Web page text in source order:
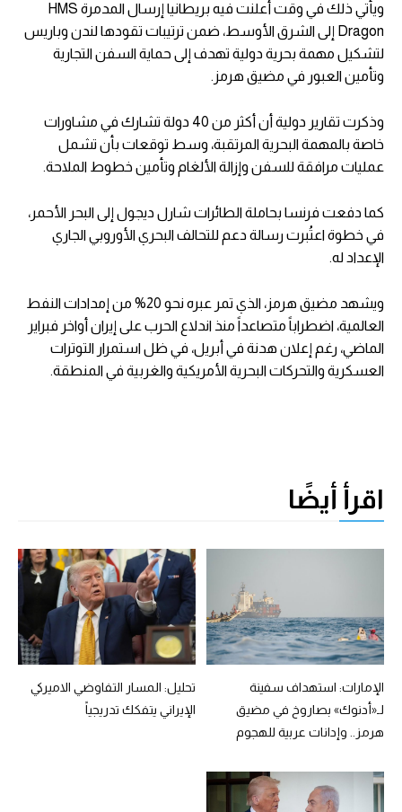
ويأتي ذلك في وقت أعلنت فيه بريطانيا إرسال المدمرة HMS
Dragon إلى الشرق الأوسط، ضمن ترتيبات تقودها لندن وباريس
لتشكيل مهمة بحرية دولية تهدف إلى حماية السفن التجارية
وتأمين العبور في مضيق هرمز.
وذكرت تقارير دولية أن أكثر من 40 دولة تشارك في مشاورات
خاصة بالمهمة البحرية المرتقبة، وسط توقعات بأن تشمل
عمليات مرافقة للسفن وإزالة الألغام وتأمين خطوط الملاحة.
كما دفعت فرنسا بحاملة الطائرات شارل ديجول إلى البحر الأحمر،
في خطوة اعتُبرت رسالة دعم للتحالف البحري الأوروبي الجاري
الإعداد له.
ويشهد مضيق هرمز، الذي تمر عبره نحو 20% من إمدادات النفط
العالمية، اضطراباً متصاعداً منذ اندلاع الحرب على إيران أواخر فبراير
الماضي، رغم إعلان هدنة في أبريل، في ظل استمرار التوترات
العسكرية والتحركات البحرية الأمريكية والغربية في المنطقة.
اقرأ أيضًا
الإمارات: استهداف سفينة
لـ«أدنوك» بصاروخ في مضيق
هرمز.. وإدانات عربية للهجوم
تحليل: المسار التفاوضي الاميركي
الإيراني يتفكك تدريجياً